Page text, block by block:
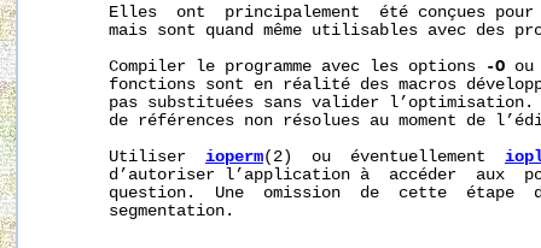
Elles  ont  principalement  été conçues
mais sont quand même utilisables avec des
       Compiler le programme avec les options
-O
fonctions sont en réalité des macros
pas substituées sans valider
de références non résolues au moment de
       Utiliser
ioperm(2)  ou  éventuellement
d’autoriser l’application à  accéder  aux
question.  Une  omission  de  cette  étape
       segmentation.